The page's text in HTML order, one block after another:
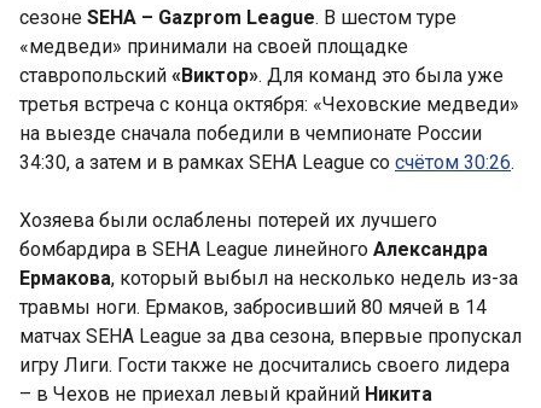
сезоне SEHA – Gazprom League. В шестом туре
«медведи» принимали на своей площадке
ставропольский «Виктор». Для команд это была уже
третья встреча с конца октября: «Чеховские медведи»
на выезде сначала победили в чемпионате России
34:30, а затем и в рамках SEHA League со счётом 30:26.
Хозяева были ослаблены потерей их лучшего
бомбардира в SEHA League линейного Александра
Ермакова, который выбыл на несколько недель из-за
травмы ноги. Ермаков, забросивший 80 мячей в 14
матчах SEHA League за два сезона, впервые пропускал
игру Лиги. Гости также не досчитались своего лидера
– в Чехов не приехал левый крайний Никита